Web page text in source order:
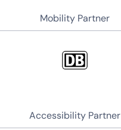
Mobility Partner
Accessibility Partner